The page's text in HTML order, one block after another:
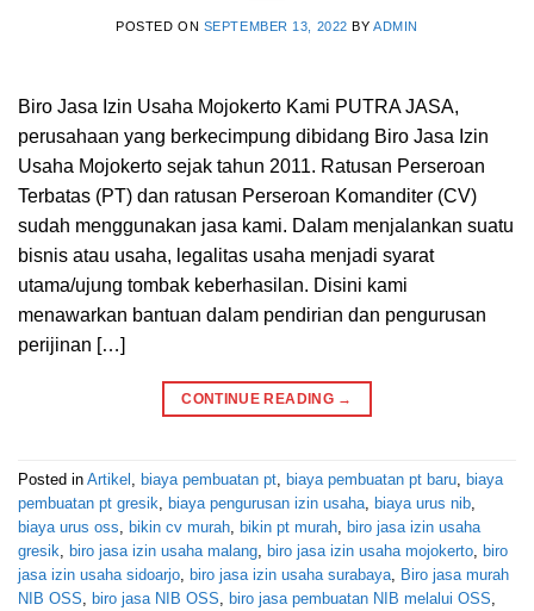
POSTED ON SEPTEMBER 13, 2022 BYADMIN
Biro Jasa Izin Usaha Mojokerto Kami PUTRA JASA,
perusahaan yang berkecimpung dibidang Biro Jasa Izin
Usaha Mojokerto sejak tahun 2011. Ratusan Perseroan
Terbatas (PT) dan ratusan Perseroan Komanditer (CV)
sudah menggunakan jasa kami. Dalam menjalankan suatu
bisnis atau usaha, legalitas usaha menjadi syarat
utama/ujung tombak keberhasilan. Disini kami
menawarkan bantuan dalam pendirian dan pengurusan
perijinan […]
CONTINUE READING →
Posted in Artikel biaya pembuatan pt biaya pembuatan pt baru
biaya
pembuatan pt gresik
biaya pengurusan izin usaha biaya urus nib
biaya urus oss
bikin cv murah bikin pt murah
biro jasa izin usaha
gresik
biro jasa izin usaha malang biro jasa izin usaha mojokerto
biro
jasa izin usaha sidoarjo
biro jasa izin usaha surabaya
Biro jasa murah
NIB OSS
biro jasa NIB OSS biro jasa pembuatan NIB melalui OSS